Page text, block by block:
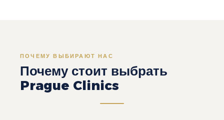
ПОЧЕМУ ВЫБИРАЮТ НАС
Почему стоит выбрать
Prague Clinics